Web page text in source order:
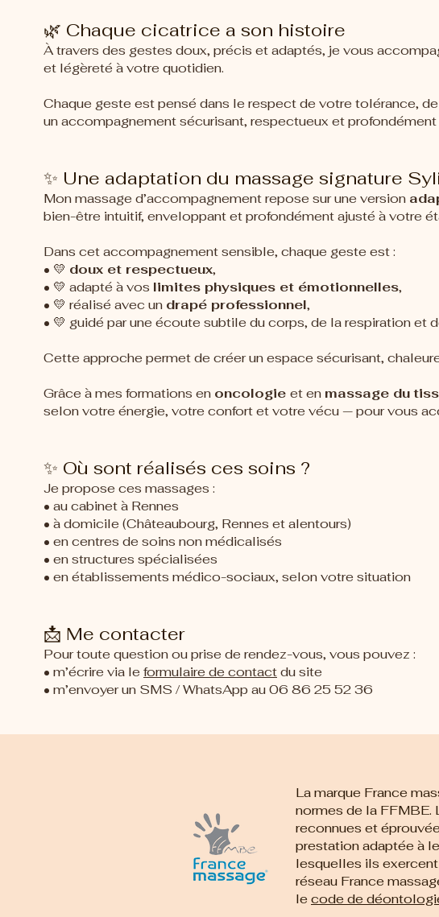
🌿 Chaque cicatrice a son histoire
À travers des gestes doux, précis et adaptés, je vous
et légèreté à votre quotidien.
Chaque geste est pensé dans le respect de votre tolérance,
un accompagnement sécurisant, respectueux et profondément
✨ Une adaptation du massage signature
Mon massage d’accompagnement repose sur une version
bien-être intuitif, enveloppant et profondément ajusté à votre
Dans cet accompagnement sensible, chaque geste est :
• 💛 doux et respectueux,
• 💛 adapté à vos limites physiques et émotionnelles,
• 💛 réalisé avec un drapé professionnel,
• 💛 guidé par une écoute subtile du corps, de la respiration et
Cette approche permet de créer un espace sécurisant,
Grâce à mes formations en oncologie et en massage du
selon votre énergie, votre confort et votre vécu — pour vous
✨ Où sont réalisés ces soins ?
Je propose ces massages :
• au cabinet à Rennes
• à domicile (Châteaubourg, Rennes et alentours)
• en centres de soins non médicalisés
• en structures spécialisées
• en établissements médico-sociaux, selon votre situation
📩 Me contacter
Pour toute question ou prise de rendez-vous, vous pouvez :
• m’écrire via leformulaire de contactdu site
• m’envoyer un SMS / WhatsApp au 06 86 25 52 36
La marque France
normes de la FFMBE.
reconnues et
prestation adaptée à
lesquelles ils
réseau France
lecode de